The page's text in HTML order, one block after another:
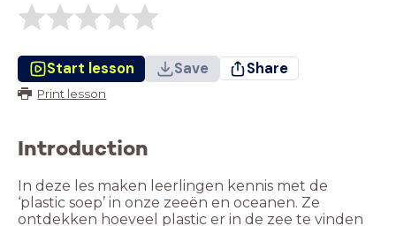
Start lesson Save Share
Print lesson
Introduction
In deze les maken leerlingen kennis met de
‘plastic soep’ in onze zeeën en oceanen. Ze
ontdekken hoeveel plastic er in de zee te vinden